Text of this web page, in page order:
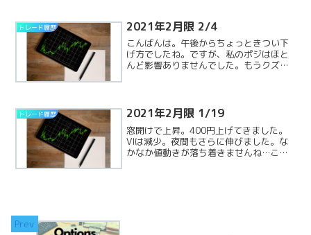
がっても、買いを入れるところまでとど
かずに比較的おだやかReadMore...
トレード履歴 2021年2月限 2/4
こんばんは。午後からちょっときつい下
げ方でしたね。ですが、私のポジはほと
んど影響ありませんでした。もうクズオ
びは少ないですが、ゆっくReadMore...
トレード履歴 2021年2月限 1/19
窓開けで上昇。400円上げてきました。
VIは減少。夜間もさらに伸びました。な
かなか値動きが落ち着きませんね…この